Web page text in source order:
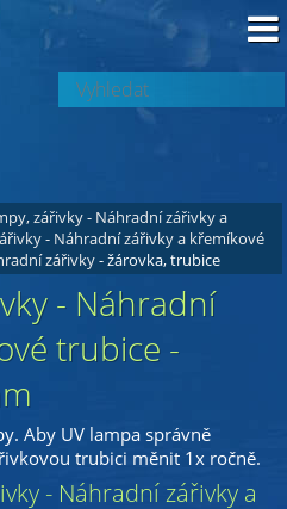
zářivky - Náhradní zářivky a
- Náhradní zářivky a křemíkové
zářivky- žárovka, trubice
- Náhradní
trubice -
Aby UV lampa správně
trubici měnit 1x ročně.
- Náhradní zářivky a